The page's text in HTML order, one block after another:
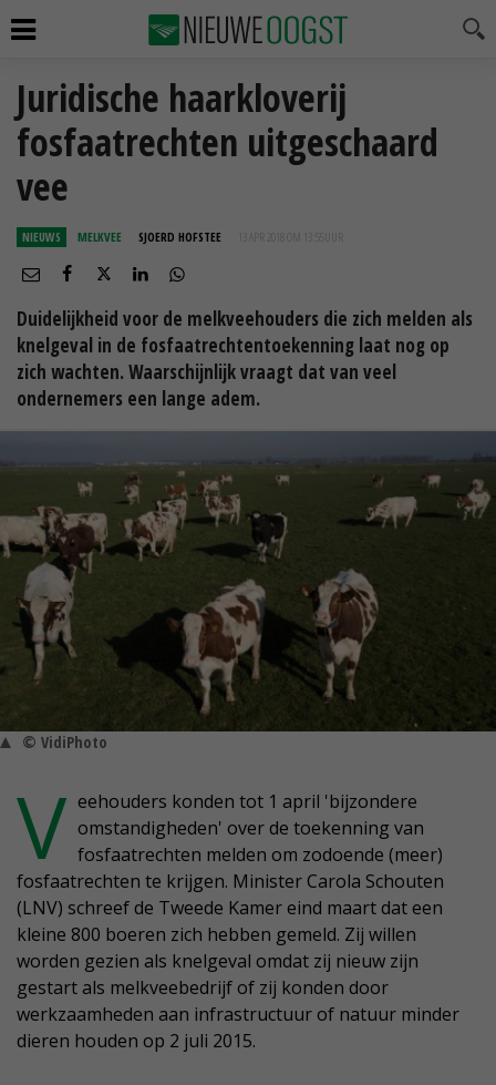
Juridische haarkloverij
fosfaatrechten uitgeschaard
vee
NIEUWS MELKVEE SJOERD HOFSTEE 13 APR 2018 OM 13:55
Duidelijkheid voor de melkveehouders die zich melden als
knelgeval in de fosfaatrechtentoekenning laat nog op
zich wachten. Waarschijnlijk vraagt dat van veel
ondernemers een lange adem.
© VidiPhoto
V eehouders konden tot 1 april 'bijzondere
omstandigheden' over de toekenning van
fosfaatrechten melden om zodoende (meer)
fosfaatrechten te krijgen. Minister Carola Schouten
(LNV) schreef de Tweede Kamer eind maart dat een
kleine 800 boeren zich hebben gemeld. Zij willen
worden gezien als knelgeval omdat zij nieuw zijn
gestart als melkveebedrijf of zij konden door
werkzaamheden aan infrastructuur of natuur minder
dieren houden op 2 juli 2015.